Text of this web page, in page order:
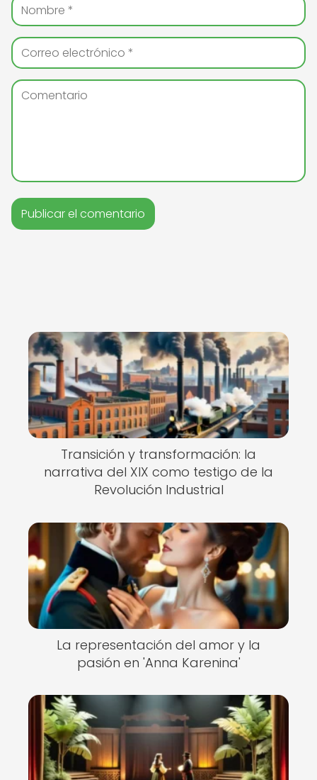
Transición y transformación: la
narrativa del XIX como testigo de la
Revolución Industrial
La representación del amor y la
pasión en 'Anna Karenina'